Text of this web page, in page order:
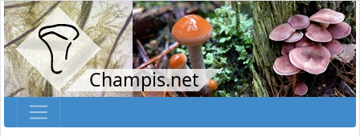
Champis.net